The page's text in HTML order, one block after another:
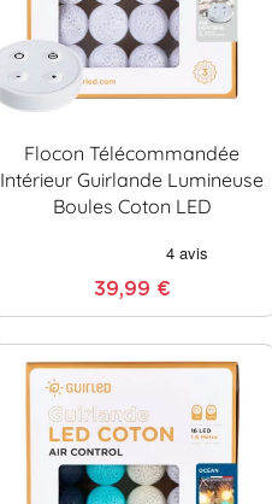
Flocon Télécommandée
Intérieur Guirlande Lumineuse
Boules Coton LED
39,99 €